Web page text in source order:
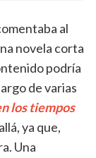
al
novela corta
podría
de varias
los tiempos
ya que,
Una